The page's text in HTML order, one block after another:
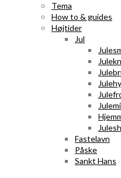
Tema
How to & guides
Højtider
Jul
Fastelavn
Påske
Sankt Hans